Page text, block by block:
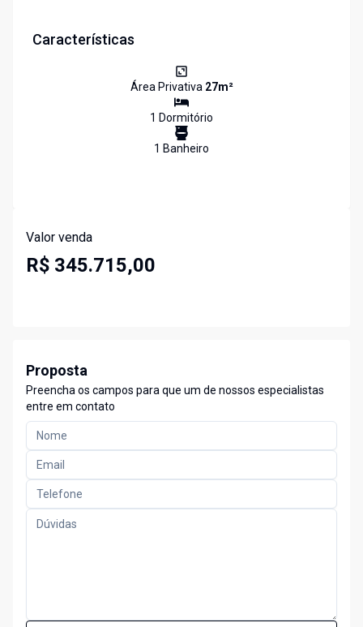
Características
Área Privativa 27m²
1 Dormitório
1 Banheiro
Valor venda
R$ 345.715,00
Proposta
Preencha os campos para que um de nossos especialistas
entre em contato